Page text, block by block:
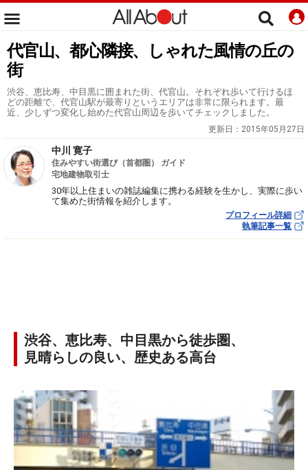
代官山、都心隣接、しゃれた風情の丘の
街
渋谷、恵比寿、中目黒に囲まれた街、代官山。それぞれ歩いて行けるほ
どの距離で、代官山駅が最寄りというエリアは非常に限られます。最
近、少しずつ変化し始めた代官山周辺を歩いてチェックしました。
更新日： 2015年05月27日
中川 寛子
住みやすい街選び（首都圏） ガイド
宅地建物取引士
30年以上住まいの雑誌編集に携わる経験を生かし、実際に歩い
て集めた街情報を紹介します。
プロフィール詳細
執筆記事一覧
渋谷、恵比寿、中目黒から徒歩圏、
見晴らしの良い、歴史ある高台